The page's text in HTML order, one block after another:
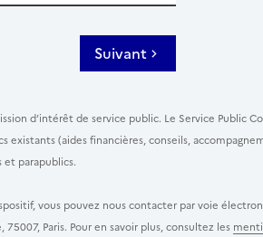
Suivant
d’intérêt de service public. Le Service Public
existants (aides financières, conseils,
parapublics.
vous pouvez nous contacter par voie
75007, Paris. Pour en savoir plus, consultez les